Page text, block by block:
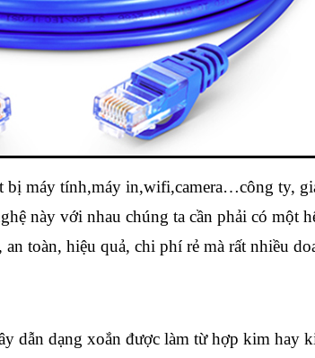
bị máy tính,máy in,wifi,camera…công ty,
này với nhau chúng ta cần phải có một
toàn, hiệu quả, chi phí rẻ mà rất nhiều
dẫn dạng xoắn được làm từ hợp kim hay